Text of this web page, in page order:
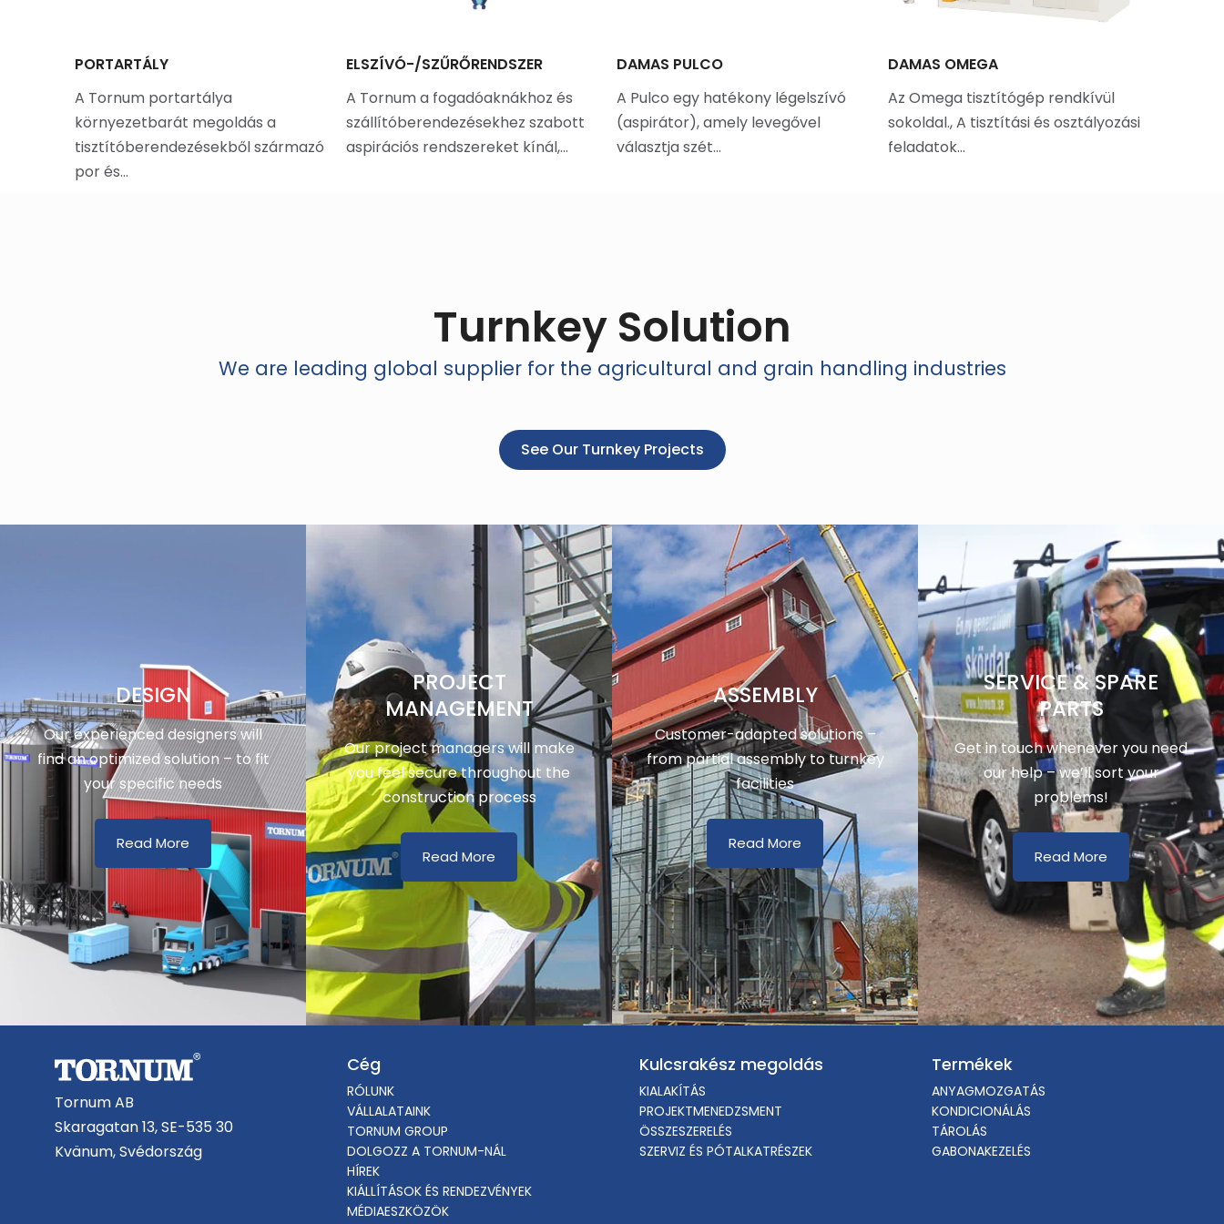
PORTARTÁLY
A Tornum portartálya
környezetbarát megoldás a
tisztítóberendezésekből származó
por és…
ELSZÍVÓ-/SZŰRŐRENDSZER
A Tornum a fogadóaknákhoz és
szállítóberendezésekhez szabott
aspirációs rendszereket kínál,…
DAMAS PULCO
A Pulco egy hatékony légelszívó
(aspirátor), amely levegővel
választja szét…
DAMAS OMEGA
Az Omega tisztítógép rendkívül
sokoldal., A tisztítási és osztályozási
feladatok…
Turnkey Solution
We are leading global supplier for the agricultural and grain handling industries
See Our Turnkey Projects
DESIGN
Our experienced designers will
find an optimized solution – to fit
your specific needs
Read More
PROJECT
MANAGEMENT
Our project managers will make
you feel secure throughout the
construction process
Read More
ASSEMBLY
Customer-adapted solutions –
from partial assembly to turnkey
facilities
Read More
SERVICE & SPARE
PARTS
Get in touch whenever you need
our help – we’ll sort your
problems!
Read More
Tornum AB
Skaragatan 13, SE-535 30
Kvänum, Svédország
Cég
RÓLUNK
VÁLLALATAINK
TORNUM GROUP
DOLGOZZ A TORNUM-NÁL
HÍREK
KIÁLLÍTÁSOK ÉS RENDEZVÉNYEK
MÉDIAESZKÖZÖK
Kulcsrakész megoldás
KIALAKÍTÁS
PROJEKTMENEDZSMENT
ÖSSZESZERELÉS
SZERVIZ ÉS PÓTALKATRÉSZEK
Termékek
ANYAGMOZGATÁS
KONDICIONÁLÁS
TÁROLÁS
GABONAKEZELÉS